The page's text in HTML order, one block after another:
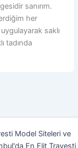
sanırım.
her
saklı
tadında
Model Siteleri ve
En Elit Travesti